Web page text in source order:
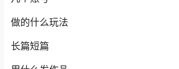
做的什么玩法
长篇短篇